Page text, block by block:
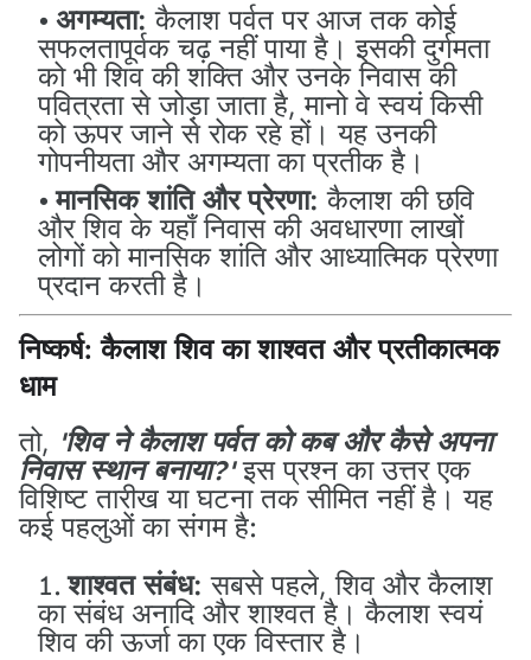
अगम्यता: कैलाश पर्वत पर आज तक कोई
सफलतापूर्वक चढ़ नहीं पाया है। इसकी दुर्गमता
को भी शिव की शक्ति और उनके निवास की
पवित्रता से जोड़ा जाता है, मानो वे स्वयं किसी
को ऊपर जाने से रोक रहे हों। यह उनकी
गोपनीयता और अगम्यता का प्रतीक है।
मानसिक शांति और प्रेरणा: कैलाश की छवि
और शिव के यहाँ निवास की अवधारणा लाखों
लोगों को मानसिक शांति और आध्यात्मिक प्रेरणा
प्रदान करती है।
निष्कर्ष: कैलाश शिव का शाश्वत और प्रतीकात्मक
धाम
तो, 'शिव ने कैलाश पर्वत को कब और कैसे अपना
निवास स्थान बनाया?'इस प्रश्न का उत्तर एक
विशिष्ट तारीख या घटना तक सीमित नहीं है। यह
कई पहलुओं का संगम है:
शाश्वत संबंध: सबसे पहले, शिव और कैलाश
का संबंध अनादि और शाश्वत है। कैलाश स्वयं
शिव की ऊर्जा का एक विस्तार है।